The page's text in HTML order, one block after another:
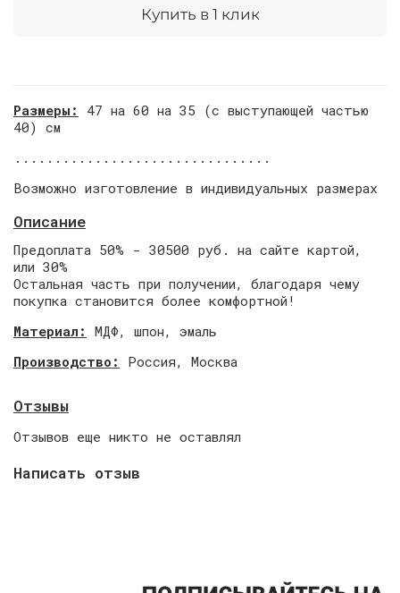
Купить в 1 клик
Размеры: 47 на 60 на 35 (с выступающей частью
40) см
................................
Возможно изготовление в индивидуальных размерах
Описание
Предоплата 50% - 30500 руб. на сайте картой,
или 30%
Остальная часть при получении, благодаря чему
покупка становится более комфортной!
Материал: МДФ, шпон, эмаль
Производство:
Россия, Москва
Отзывы
Отзывов еще никто не оставлял
Написать отзыв